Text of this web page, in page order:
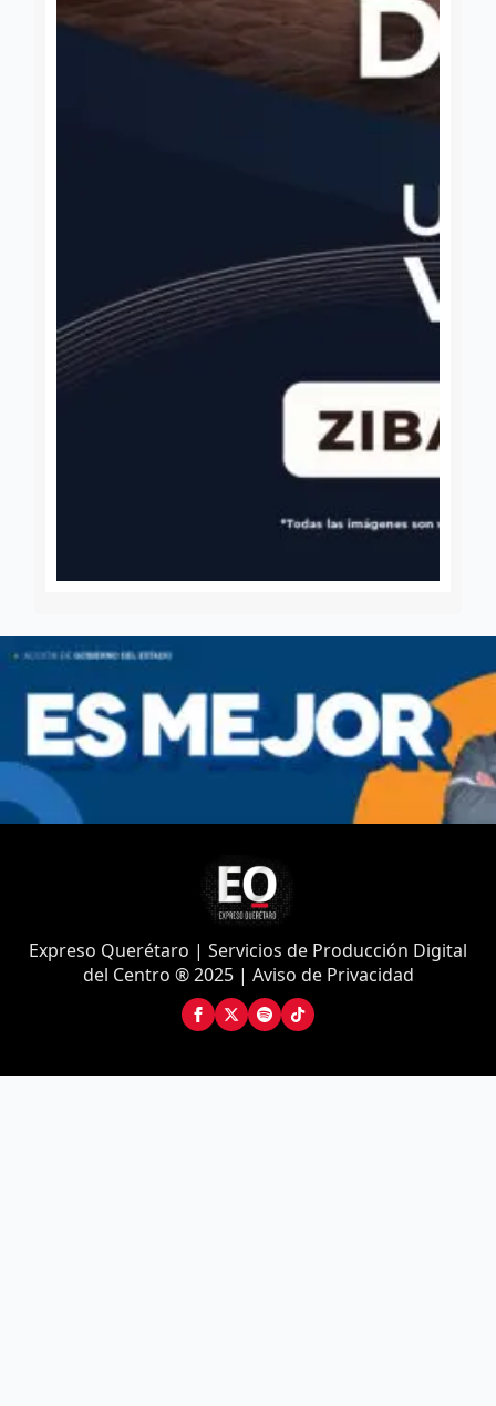
Expreso Querétaro | Servicios de Producción Digital
del Centro ® 2025 | Aviso de Privacidad